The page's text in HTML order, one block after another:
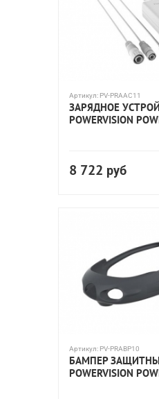
Артикул: PV-PRAAC11
ЗАРЯДНОЕ
POWERVISION
8 722 руб
Артикул: PV-PRABP10
БАМПЕР
POWERVISION